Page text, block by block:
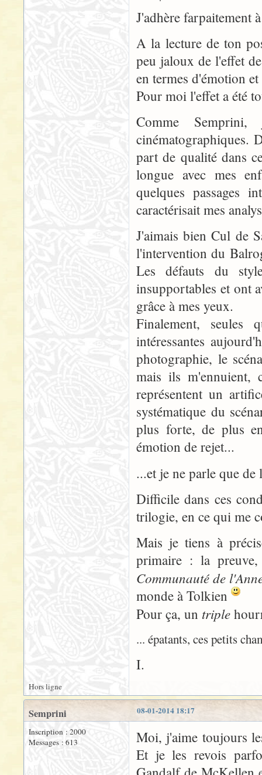
J'adhère farpaitement
A la lecture de ton
peu jaloux de l'effet
en termes d'émotion
Pour moi l'effet a été
Comme Semprini,
cinématographiques.
part de qualité dans
longue avec mes
quelques passages
caractérisait mes
J'aimais bien Cul de
l'intervention du
Les défauts du
insupportables et ont
grâce à mes yeux.
Finalement, seules
intéressantes
photographie, le
mais ils m'ennuient,
représentent un
systématique du
plus forte, de plus
émotion de rejet...
...et je ne parle que
Difficile dans ces
trilogie, en ce qui me
Mais je tiens à
primaire : la
Communauté de
monde à Tolkien
Pour ça, un triple
... épatants, ces petits
I.
Hors ligne
08-01-2014 18:17
Semprini
Inscription : 2000
Messages : 613
Moi, j'aime toujours
Et je les revois